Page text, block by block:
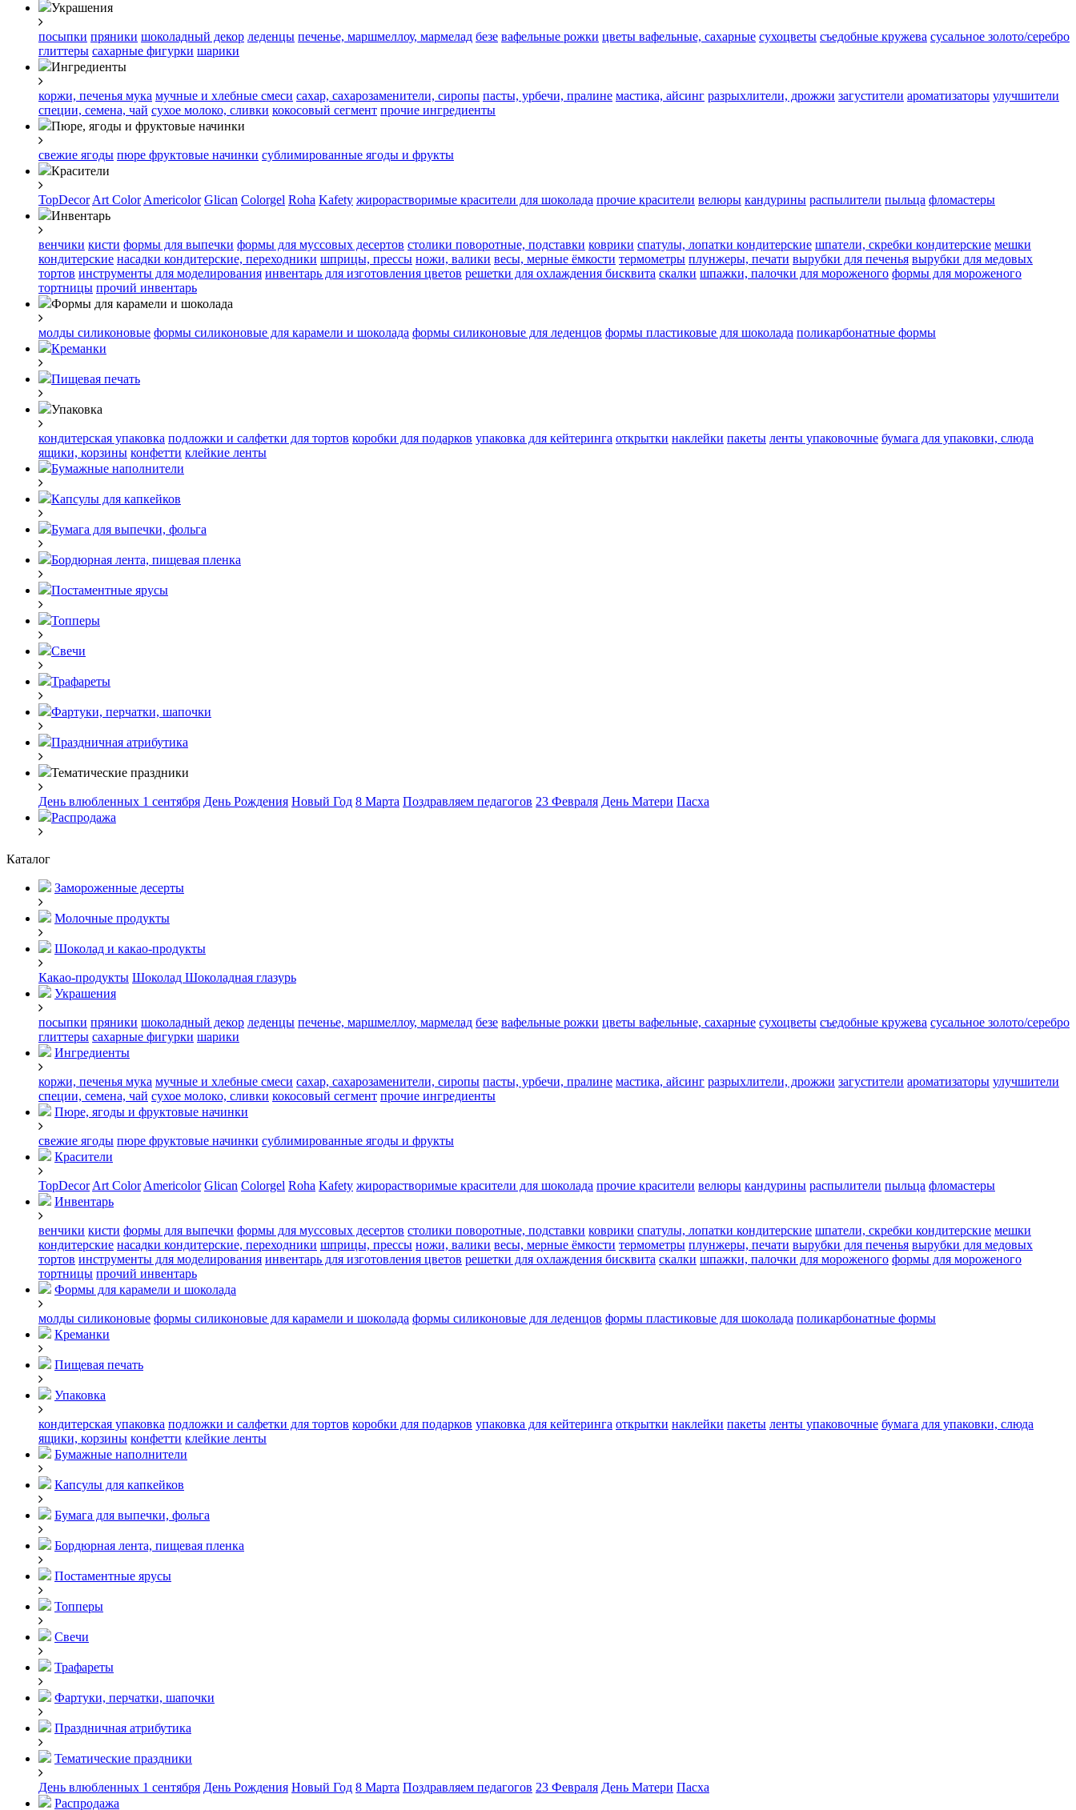
Украшения
посыпки пряники шоколадный декор леденцы печенье, маршмеллоу, мармелад безе вафельные рожки цветы вафельные, сахарные сухоцветы съедобные кружева сусальное золото/серебро
глиттеры сахарные фигурки шарики
Ингредиенты
коржи, печенья мука мучные и хлебные смеси сахар, сахарозаменители, сиропы пасты, урбечи, пралине мастика, айсинг разрыхлители, дрожжи загустители ароматизаторы улучшители
специи, семена, чай сухое молоко, сливки кокосовый сегмент прочие ингредиенты
Пюре, ягоды и фруктовые начинки
свежие ягоды пюре фруктовые начинки сублимированные ягоды и фрукты
Красители
TopDecor Art Color Americolor Glican Colorgel Roha Kafety жирорастворимые красители для шоколада прочие красители велюры кандурины распылители пыльца фломастеры
Инвентарь
венчики кисти формы для выпечки формы для муссовых десертов столики поворотные, подставки коврики cпатулы, лопатки кондитерские шпатели, скребки кондитерские мешки
кондитерские насадки кондитерские, переходники шприцы, прессы ножи, валики весы, мерные ёмкости термометры плунжеры, печати вырубки для печенья вырубки для медовых
тортов инструменты для моделирования инвентарь для изготовления цветов решетки для охлаждения бисквита скалки шпажки, палочки для мороженого формы для мороженого
тортницы прочий инвентарь
Формы для карамели и шоколада
молды силиконовые формы силиконовые для карамели и шоколада формы силиконовые для леденцов формы пластиковые для шоколада поликарбонатные формы
Креманки
Пищевая печать
Упаковка
кондитерская упаковка подложки и салфетки для тортов коробки для подарков упаковка для кейтеринга открытки наклейки пакеты ленты упаковочные бумага для упаковки, слюда
ящики, корзины конфетти клейкие ленты
Бумажные наполнители
Капсулы для капкейков
Бумага для выпечки, фольга
Бордюрная лента, пищевая пленка
Постаментные ярусы
Топперы
Свечи
Трафареты
Фартуки, перчатки, шапочки
Праздничная атрибутика
Тематические праздники
День влюбленных 1 сентября День Рождения Новый Год 8 Марта Поздравляем педагогов 23 Февраля День Матери Пасха
Распродажа
Каталог
Замороженные десерты
Молочные продукты
Шоколад и какао-продукты
Какао-продукты Шоколад Шоколадная глазурь
Украшения
посыпки пряники шоколадный декор леденцы печенье, маршмеллоу, мармелад безе вафельные рожки цветы вафельные, сахарные сухоцветы съедобные кружева сусальное золото/серебро
глиттеры сахарные фигурки шарики
Ингредиенты
коржи, печенья мука мучные и хлебные смеси сахар, сахарозаменители, сиропы пасты, урбечи, пралине мастика, айсинг разрыхлители, дрожжи загустители ароматизаторы улучшители
специи, семена, чай сухое молоко, сливки кокосовый сегмент прочие ингредиенты
Пюре, ягоды и фруктовые начинки
свежие ягоды пюре фруктовые начинки сублимированные ягоды и фрукты
Красители
TopDecor Art Color Americolor Glican Colorgel Roha Kafety жирорастворимые красители для шоколада прочие красители велюры кандурины распылители пыльца фломастеры
Инвентарь
венчики кисти формы для выпечки формы для муссовых десертов столики поворотные, подставки коврики cпатулы, лопатки кондитерские шпатели, скребки кондитерские мешки
кондитерские насадки кондитерские, переходники шприцы, прессы ножи, валики весы, мерные ёмкости термометры плунжеры, печати вырубки для печенья вырубки для медовых
тортов инструменты для моделирования инвентарь для изготовления цветов решетки для охлаждения бисквита скалки шпажки, палочки для мороженого формы для мороженого
тортницы прочий инвентарь
Формы для карамели и шоколада
молды силиконовые формы силиконовые для карамели и шоколада формы силиконовые для леденцов формы пластиковые для шоколада поликарбонатные формы
Креманки
Пищевая печать
Упаковка
кондитерская упаковка подложки и салфетки для тортов коробки для подарков упаковка для кейтеринга открытки наклейки пакеты ленты упаковочные бумага для упаковки, слюда
ящики, корзины конфетти клейкие ленты
Бумажные наполнители
Капсулы для капкейков
Бумага для выпечки, фольга
Бордюрная лента, пищевая пленка
Постаментные ярусы
Топперы
Свечи
Трафареты
Фартуки, перчатки, шапочки
Праздничная атрибутика
Тематические праздники
День влюбленных 1 сентября День Рождения Новый Год 8 Марта Поздравляем педагогов 23 Февраля День Матери Пасха
Распродажа